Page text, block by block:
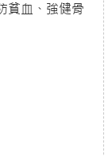
貧血、強健骨